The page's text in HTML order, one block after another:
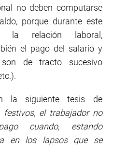
no deben computarse
porque durante este
la relación laboral,
el pago del salario y
de tracto sucesivo
la siguiente tesis de
el trabajador no
cuando, estando
en los lapsos que se